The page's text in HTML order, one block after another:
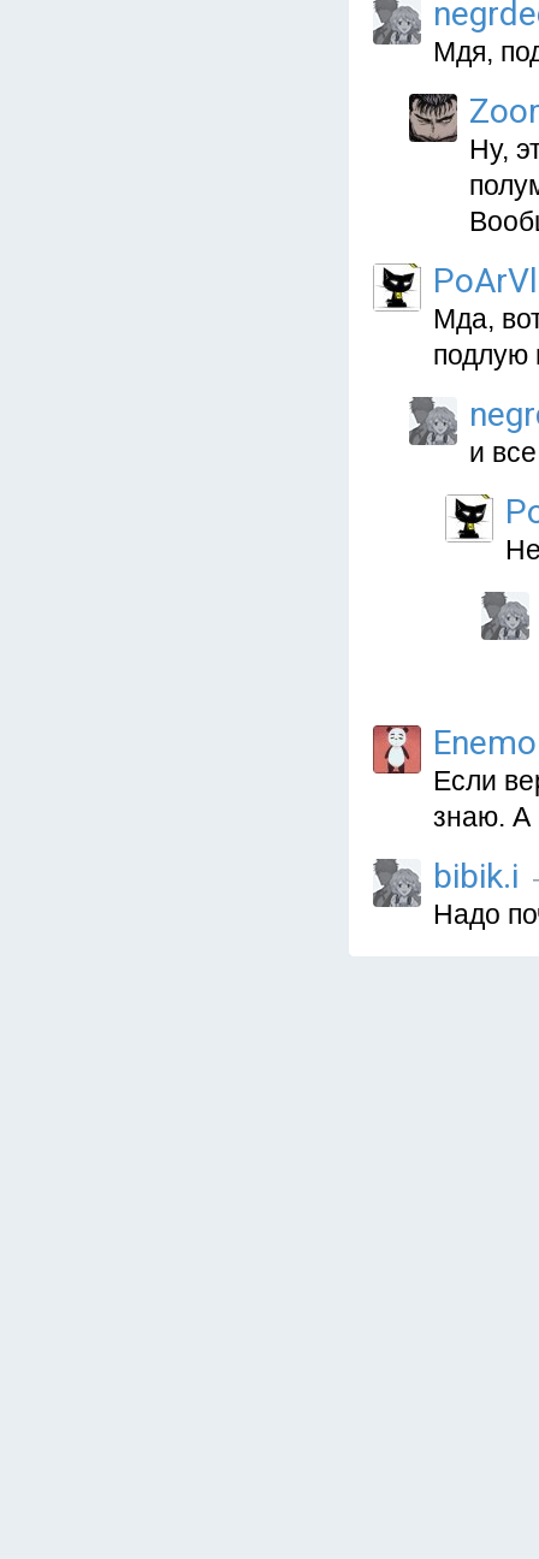
Мдя,
Ну,
PoArVl
Мда,
подлую
и
Enemo
Если
знаю. А
bibik.i
Надо